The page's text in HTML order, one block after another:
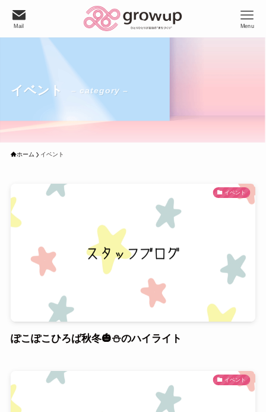
Mail Menu
イベント – category –
ホーム イベント
イベント
ぽこぽこひろば秋冬🎃⛄のハイライト
イベント